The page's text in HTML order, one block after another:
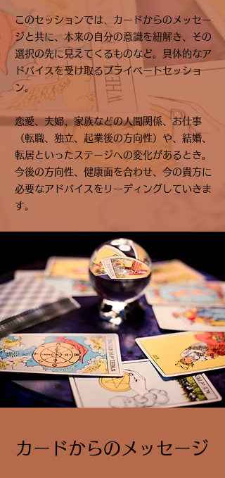
このセッションでは、
カードからのメッセー
ジと共に、本来の自分の意識を紐解き、その
選択の先に見えてくるものなど。具体的なア
ドバイスを受け取るプライベートセッショ
ン。
恋愛、夫婦、家族などの人間関係、お仕事
（転職、独立、起業後の方向性）や、結婚、
転居といったステージへの変化があるとき。
今後の方向性、健康面を合わせ、今の貴方に
必要なアドバイスをリーディングしていきま
す。
カードからのメッセージ